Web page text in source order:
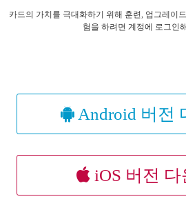
카드의 가치를 극대화하기 위해 훈련, 업그레이
험을 하려면 계정에 로그인
Android 버전
iOS 버전 다